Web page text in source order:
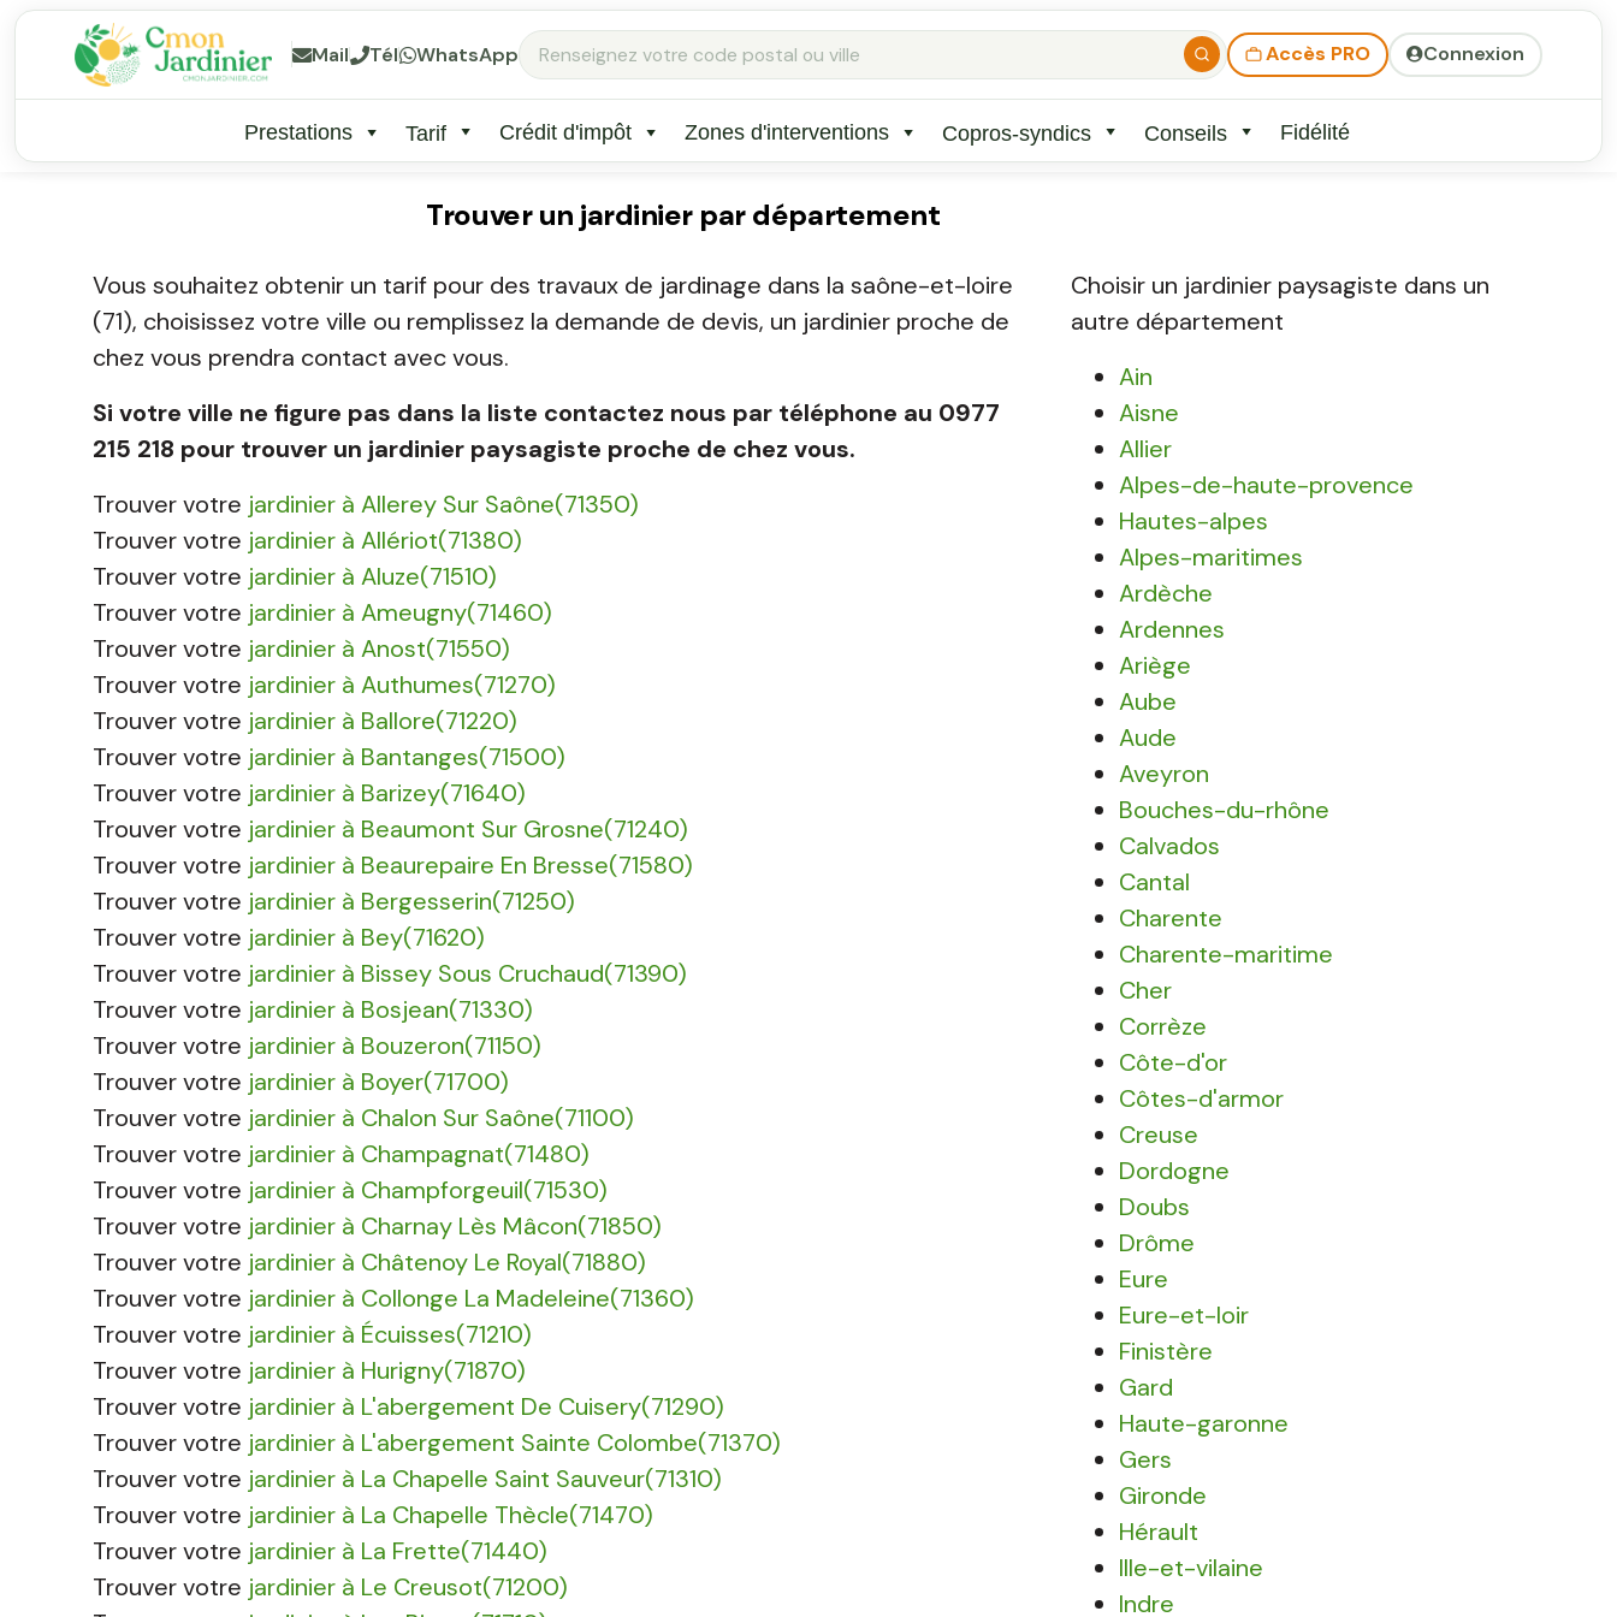
Mail Tél WhatsApp Accès PRO Connexion
Prestations Tarif Crédit d'impôt Zones d'interventions Copros-syndics Conseils Fidélité
Trouver un jardinier par département
Vous souhaitez obtenir un tarif pour des travaux de jardinage dans la saône-et-loire
(71), choisissez votre ville ou remplissez la demande de devis, un jardinier proche de
chez vous prendra contact avec vous.
Si votre ville ne figure pas dans la liste contactez nous par téléphone au 0977
215 218 pour trouver un jardinier paysagiste proche de chez vous.
Trouver votre jardinier à Allerey Sur Saône(71350)
Trouver votre jardinier à Allériot(71380)
Trouver votre jardinier à Aluze(71510)
Trouver votre jardinier à Ameugny(71460)
Trouver votre jardinier à Anost(71550)
Trouver votre jardinier à Authumes(71270)
Trouver votre jardinier à Ballore(71220)
Trouver votre jardinier à Bantanges(71500)
Trouver votre jardinier à Barizey(71640)
Trouver votre jardinier à Beaumont Sur Grosne(71240)
Trouver votre jardinier à Beaurepaire En Bresse(71580)
Trouver votre jardinier à Bergesserin(71250)
Trouver votre jardinier à Bey(71620)
Trouver votre jardinier à Bissey Sous Cruchaud(71390)
Trouver votre jardinier à Bosjean(71330)
Trouver votre jardinier à Bouzeron(71150)
Trouver votre jardinier à Boyer(71700)
Trouver votre jardinier à Chalon Sur Saône(71100)
Trouver votre jardinier à Champagnat(71480)
Trouver votre jardinier à Champforgeuil(71530)
Trouver votre jardinier à Charnay Lès Mâcon(71850)
Trouver votre jardinier à Châtenoy Le Royal(71880)
Trouver votre jardinier à Collonge La Madeleine(71360)
Trouver votre jardinier à Écuisses(71210)
Trouver votre jardinier à Hurigny(71870)
Trouver votre jardinier à L'abergement De Cuisery(71290)
Trouver votre jardinier à L'abergement Sainte Colombe(71370)
Trouver votre jardinier à La Chapelle Saint Sauveur(71310)
Trouver votre jardinier à La Chapelle Thècle(71470)
Trouver votre jardinier à La Frette(71440)
Trouver votre jardinier à Le Creusot(71200)
Choisir un jardinier paysagiste dans un
autre département
Ain
Aisne
Allier
Alpes-de-haute-provence
Hautes-alpes
Alpes-maritimes
Ardèche
Ardennes
Ariège
Aube
Aude
Aveyron
Bouches-du-rhône
Calvados
Cantal
Charente
Charente-maritime
Cher
Corrèze
Côte-d'or
Côtes-d'armor
Creuse
Dordogne
Doubs
Drôme
Eure
Eure-et-loir
Finistère
Gard
Haute-garonne
Gers
Gironde
Hérault
Ille-et-vilaine
Indre